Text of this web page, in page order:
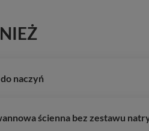
naczyń
ścienna bez zestawu